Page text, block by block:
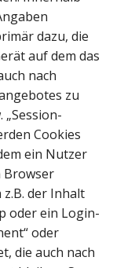
dazu, die
auf dem das
nach
zu
Cookies
ein Nutzer
Browser
der Inhalt
oder ein Login-
oder
die auch nach